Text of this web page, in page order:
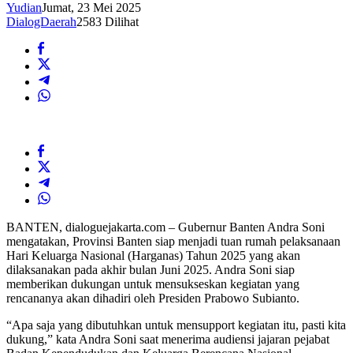
YudianJumat, 23 Mei 2025
DialogDaerah2583 Dilihat
BANTEN, dialoguejakarta.com – Gubernur Banten Andra Soni
mengatakan, Provinsi Banten siap menjadi tuan rumah pelaksanaan
Hari Keluarga Nasional (Harganas) Tahun 2025 yang akan
dilaksanakan pada akhir bulan Juni 2025. Andra Soni siap
memberikan dukungan untuk mensukseskan kegiatan yang
rencananya akan dihadiri oleh Presiden Prabowo Subianto.
“Apa saja yang dibutuhkan untuk mensupport kegiatan itu, pasti kita
dukung,” kata Andra Soni saat menerima audiensi jajaran pejabat